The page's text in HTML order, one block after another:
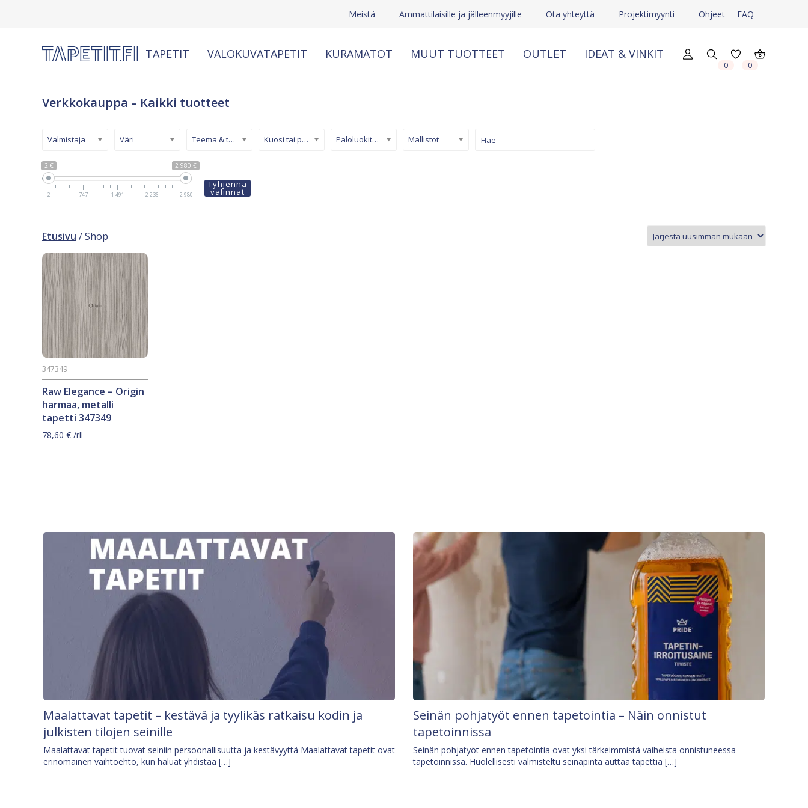
Meistä Ammattilaisille ja jälleenmyyjille Ota yhteyttä Projektimyynti Ohjeet FAQ
TAPETIT VALOKUVATAPETIT KURAMATOT MUUT TUOTTEET OUTLET IDEAT & VINKIT
0 0
Verkkokauppa – Kaikki tuotteet
2 € 2 980 €
2 747 1 491 2 236 2 980
Valmistaja Väri Teema & tyyli Kuosi tai pinta Paloluokiteltu tapetti Mallistot
Tyhjennä
valinnat
Etusivu / Shop
Raw Elegance – Origin
harmaa, metalli
tapetti 347349
347349
78,60 € /rll
Maalattavat tapetit – kestävä ja tyylikäs ratkaisu kodin ja
julkisten tilojen seinille
Maalattavat tapetit tuovat seiniin persoonallisuutta ja kestävyyttä Maalattavat tapetit ovat
erinomainen vaihtoehto, kun haluat yhdistää […]
Seinän pohjatyöt ennen tapetointia – Näin onnistut
tapetoinnissa
Seinän pohjatyöt ennen tapetointia ovat yksi tärkeimmistä vaiheista onnistuneessa
tapetoinnissa. Huolellisesti valmisteltu seinäpinta auttaa tapettia […]